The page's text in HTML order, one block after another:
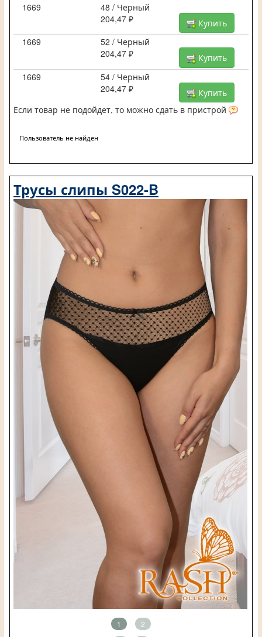
1669
48 / Черный
204,47 ₽
Купить
1669
52 / Черный
204,47 ₽
Купить
1669
54 / Черный
204,47 ₽
Купить
Если товар не подойдет, то можно сдать в пристрой
Пользователь не найден
Трусы слипы S022-B
1 2